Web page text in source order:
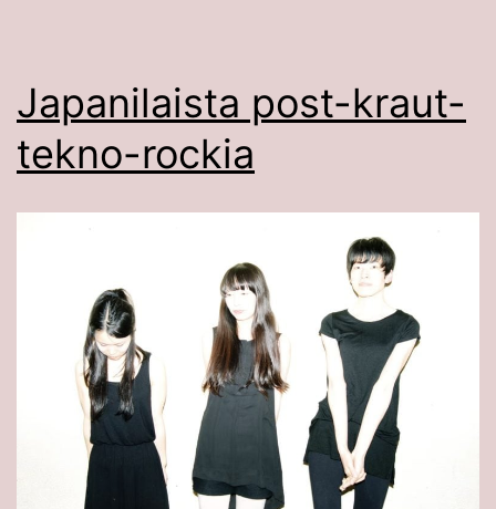
Japanilaista post-kraut-
tekno-rockia